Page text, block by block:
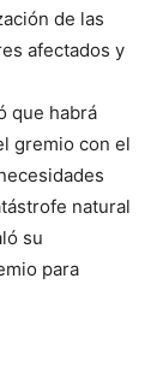
de las
afectados y
que habrá
gremio con el
natural
su
para